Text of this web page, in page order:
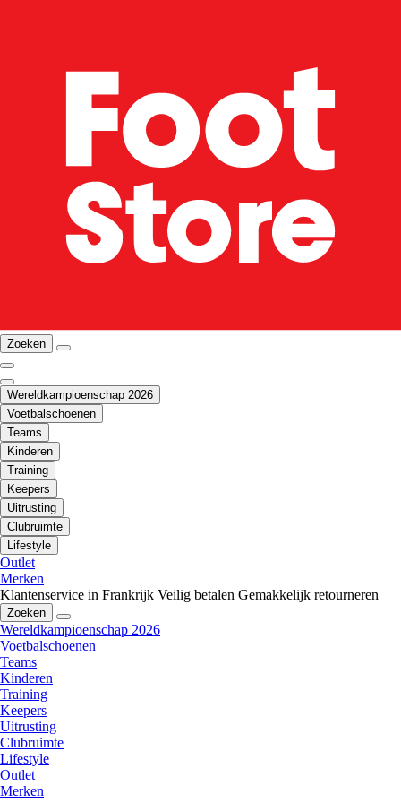
Zoeken
Wereldkampioenschap 2026
Voetbalschoenen
Teams
Kinderen
Training
Keepers
Uitrusting
Clubruimte
Lifestyle
Outlet
Merken
Klantenservice in Frankrijk Veilig betalen Gemakkelijk retourneren
Zoeken
Wereldkampioenschap 2026
Voetbalschoenen
Teams
Kinderen
Training
Keepers
Uitrusting
Clubruimte
Lifestyle
Outlet
Merken